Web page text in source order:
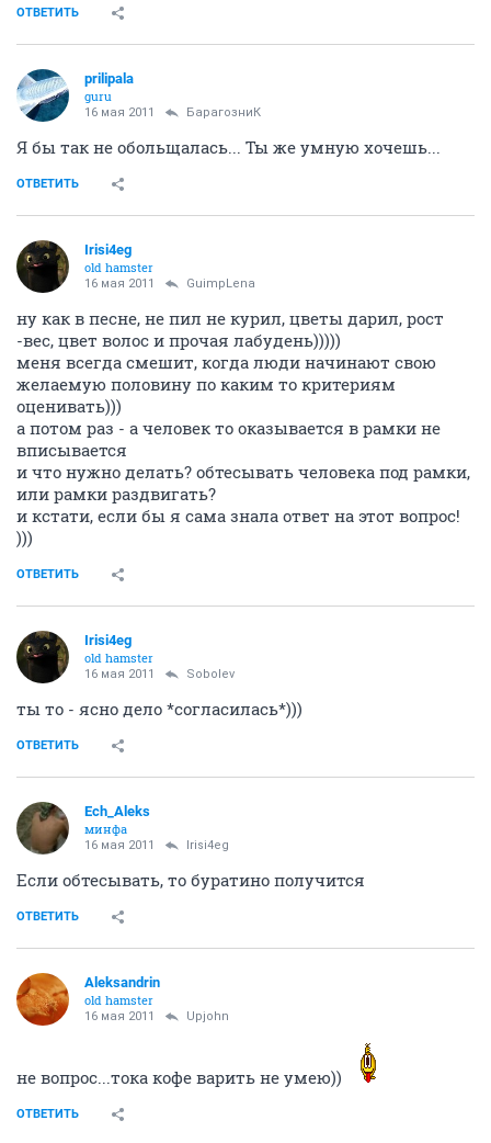
ОТВЕТИТЬ
prilipala
guru
16 мая 2011 БарагозниК
Я бы так не обольщалась... Ты же умную хочешь...
ОТВЕТИТЬ
Irisi4eg
old hamster
16 мая 2011 GuimpLеna
ну как в песне, не пил не курил, цветы дарил, рост
-вес, цвет волос и прочая лабудень)))))
меня всегда смешит, когда люди начинают свою
желаемую половину по каким то критериям
оценивать)))
а потом раз - а человек то оказывается в рамки не
вписывается
и что нужно делать? обтесывать человека под рамки,
или рамки раздвигать?
и кстати, если бы я сама знала ответ на этот вопрос!
)))
ОТВЕТИТЬ
Irisi4eg
old hamster
16 мая 2011 Sobolev
ты то - ясно дело *согласилась*)))
ОТВЕТИТЬ
Ech_Aleks
минфа
16 мая 2011 Irisi4eg
Если обтесывать, то буратино получится
ОТВЕТИТЬ
Aleksandrin
old hamster
16 мая 2011 Upjohn
не вопрос...тока кофе варить не умею))
ОТВЕТИТЬ